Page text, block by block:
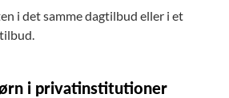
i det samme dagtilbud eller i et
i privatinstitutioner